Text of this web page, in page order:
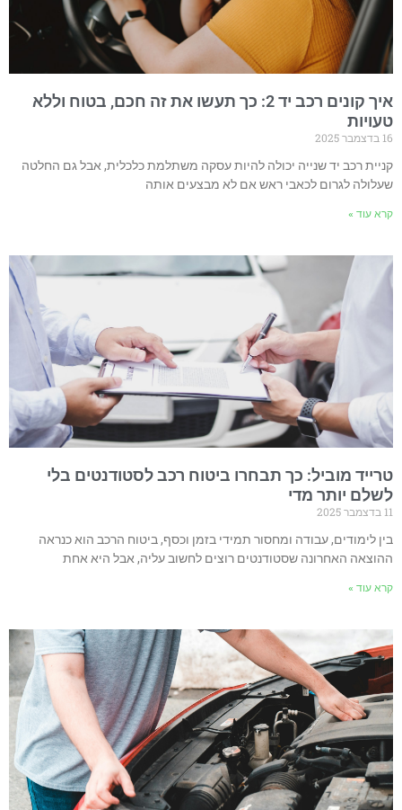
איך קונים רכב יד 2: כך תעשו את זה חכם, בטוח וללא
טעויות
16 בדצמבר 2025
קניית רכב יד שנייה יכולה להיות עסקה משתלמת כלכלית, אבל גם החלטה
שעלולה לגרום לכאבי ראש אם לא מבצעים אותה
קרא עוד »
טרייד מוביל: כך תבחרו ביטוח רכב לסטודנטים בלי
לשלם יותר מדי
11 בדצמבר 2025
בין לימודים, עבודה ומחסור תמידי בזמן וכסף, ביטוח הרכב הוא כנראה
ההוצאה האחרונה שסטודנטים רוצים לחשוב עליה, אבל היא אחת
קרא עוד »